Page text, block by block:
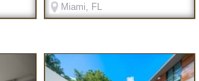
Miami, FL